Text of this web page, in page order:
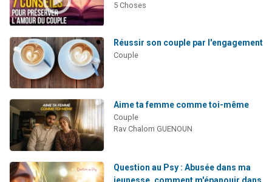
5 Choses
Réussir son couple par l'engagement
Couple
Aime ta femme comme toi-même
Couple
Rav Chalom GUENOUN
Question au Psy : Abusée dans ma
jeunesse, comment m'épanouir dans